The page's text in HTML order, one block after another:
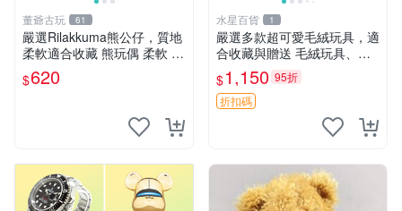
董爺古玩 61
嚴選Rilakkuma熊公仔，質地
柔軟適合收藏 熊玩偶 柔軟 公
仔 收藏
$620
水星百貨 1
嚴選多款超可愛毛絨玩具，適
合收藏與贈送 毛絨玩具、抱
枕、公仔
$1,150 95折
折扣碼